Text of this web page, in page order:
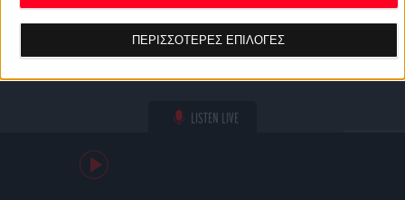
επιστρέφοντας σε αυτόν τον ιστότοπο και κάνοντας κλικ στο
κουμπί "Απορρήτου" στο κάτω μέρος της ιστοσελίδας.
ΠΕΡΙΣΣΟΤΕΡΕΣ ΕΠΙΛΟΓΕΣ
LISTEN LIVE